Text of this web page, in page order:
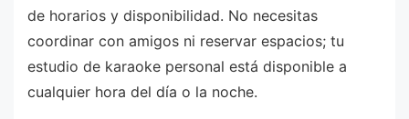
de horarios y disponibilidad. No necesitas
coordinar con amigos ni reservar espacios; tu
estudio de karaoke personal está disponible a
cualquier hora del día o la noche.